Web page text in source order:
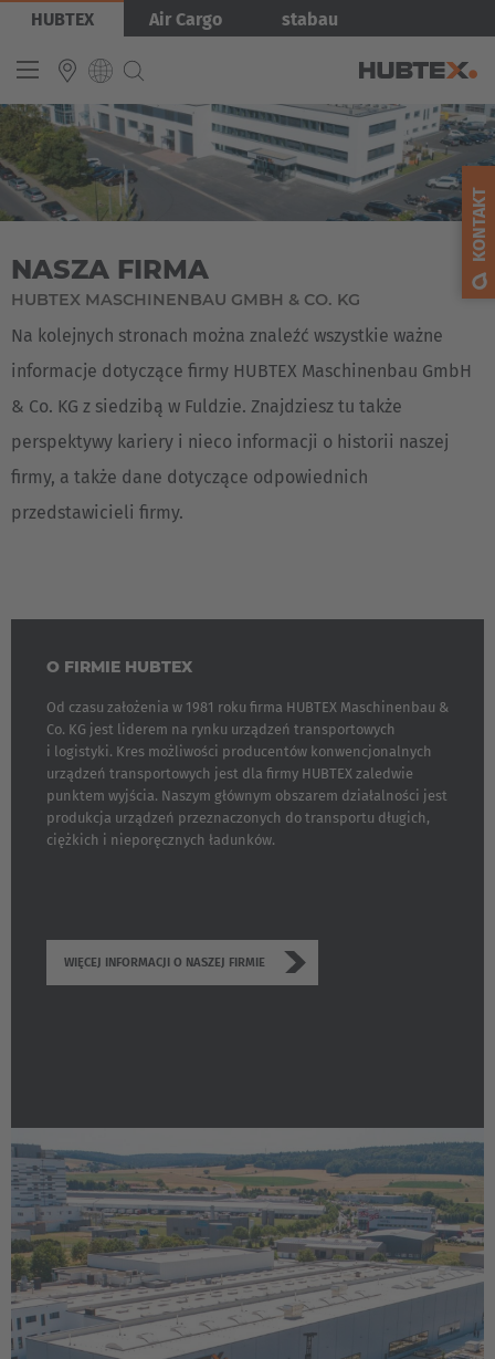
Przejdź
treści
HUBTEX Air Cargo stabau
INTERNATIONAL
English
Español
Français
Obraz
NASZA FIRMA
HUBTEX MASCHINENBAU GMBH & CO. KG
Na kolejnych stronach można znaleźć wszystkie ważne
informacje dotyczące firmy HUBTEX Maschinenbau GmbH
& Co. KG z siedzibą w Fuldzie. Znajdziesz tu także
perspektywy kariery i nieco informacji o historii naszej
firmy, a także dane dotyczące odpowiednich
przedstawicieli firmy.
O FIRMIE HUBTEX
Od czasu założenia w 1981 roku firma HUBTEX Maschinenbau &
Co. KG jest liderem na rynku urządzeń transportowych
i logistyki. Kres możliwości producentów konwencjonalnych
urządzeń transportowych jest dla firmy HUBTEX zaledwie
punktem wyjścia. Naszym głównym obszarem działalności jest
produkcja urządzeń przeznaczonych do transportu długich,
ciężkich i nieporęcznych ładunków.
WIĘCEJ INFORMACJI O NASZEJ FIRMIE
KONTAKT